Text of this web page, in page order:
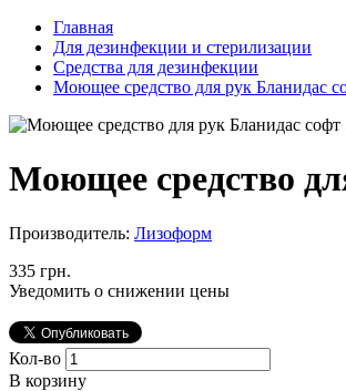
Главная
Для дезинфекции и стерилизации
Средства для дезинфекции
Моющее средство для рук Бланидас
Моющее средство
Производитель: Лизоформ
335 грн.
Уведомить о снижении цены
Кол-во
В корзину